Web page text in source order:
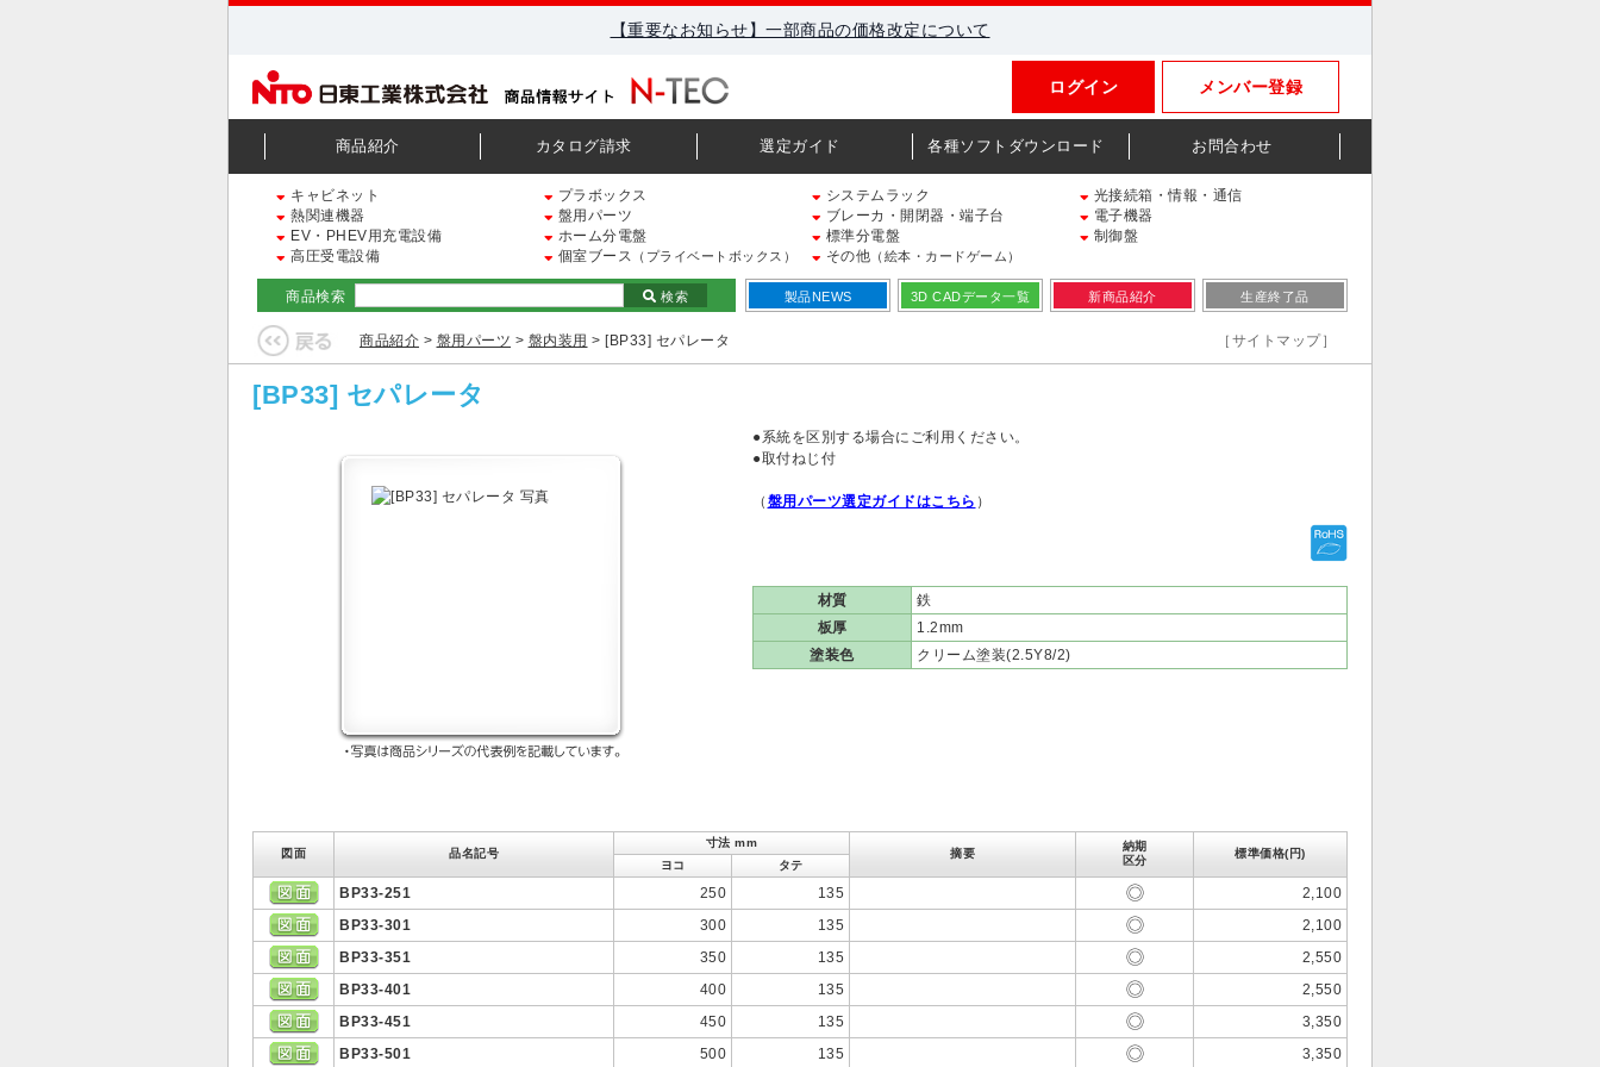
【重要なお知らせ】一部商品の価格改定について
メンバー登録
ログイン
商品紹介 カタログ請求 選定ガイド 各種ソフトダウンロード お問合わせ
キャビネット プラボックス システムラック
光接続箱・情報・通信
熱関連機器
盤用パーツ ブレーカ・開閉器・端子台
電子機器
EV・PHEV用充電設備
ホーム分電盤 標準分電盤
制御盤
高圧受電設備
個室ブース （プライベートボックス） その他 （絵本・カードゲーム）
商品検索 検索 製品NEWS 3D CADデータ一覧 新商品紹介 生産終了品
商品紹介 > 盤用パーツ > 盤内装用 > [BP33] セパレータ ［サイトマップ］
[BP33] セパレータ
●系統を区別する場合にご利用ください。
●取付ねじ付
（ 盤用パーツ選定ガイドはこちら ）
材質
鉄
板厚
1.2mm
塗装色
クリーム塗装(2.5Y8/2)
図面 品名記号
寸法 mm
摘要
納期
区分
標準価格(円)
ヨコ
タテ
BP33-251 250 135
2,100
BP33-301
300 135
2,100
BP33-351
350 135
2,550
BP33-401
400 135
2,550
BP33-451
450 135
3,350
BP33-501
500 135 3,350